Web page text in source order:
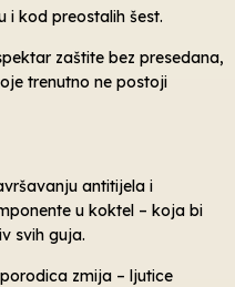
i kod preostalih šest.
zaštite bez presedana,
trenutno ne postoji
antitijela i
u koktel – koja bi
svih guja.
zmija – ljutice